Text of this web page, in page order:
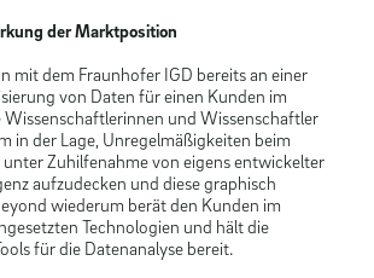
der Marktposition
mit dem Fraunhofer IGD bereits an einer
von Daten für einen Kunden im
Wissenschaftlerinnen und Wissenschaftler
in der Lage, Unregelmäßigkeiten beim
Zuhilfenahme von eigens entwickelter
aufzudecken und diese graphisch
wiederum berät den Kunden im
Technologien und hält die
für die Datenanalyse bereit.